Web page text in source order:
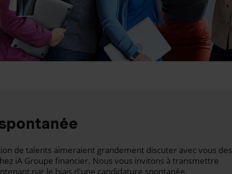
de talents aimeraient grandement discuter avec vous des
iA Groupe financier. Nous vous invitons à transmettre
par le biais d'une candidature spontanée.